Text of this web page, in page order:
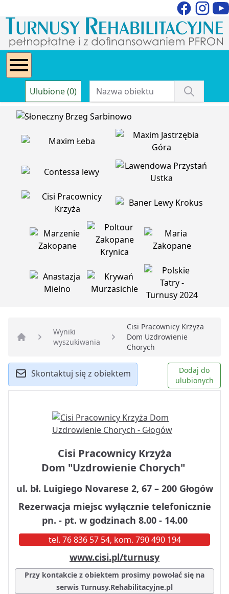
Ulubione (0)
Strona główna
Wyniki
wyszukiwania
Cisi Pracownicy Krzyża
Dom Uzdrowienie
Chorych
Skontaktuj się z obiektem
Dodaj do
ulubionych
Cisi Pracownicy Krzyża
Dom "Uzdrowienie Chorych"
ul. bł. Luigiego Novarese 2, 67 – 200 Głogów
Rezerwacja miejsc wyłącznie telefonicznie
pn. - pt. w godzinach 8.00 - 14.00
tel. 76 836 57 54, kom. 790 490 194
www.cisi.pl/turnusy
Przy kontakcie z obiektem prosimy powołać się na
serwis Turnusy.Rehabilitacyjne.pl